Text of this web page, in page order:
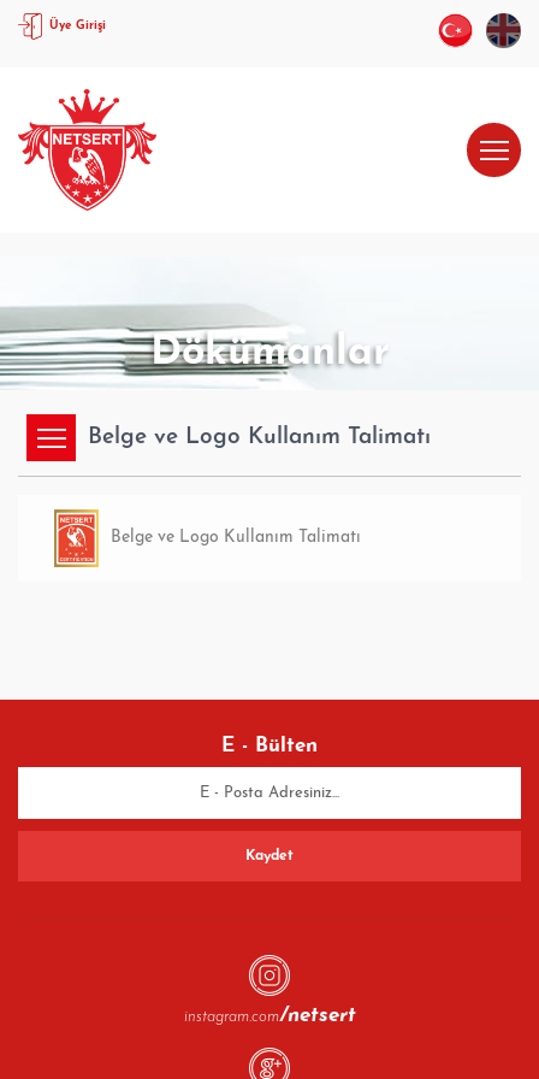
Üye Girişi
Dökümanlar
Belge ve Logo Kullanım Talimatı
Belge ve Logo Kullanım Talimatı
E - Bülten
instagram.com/netsert